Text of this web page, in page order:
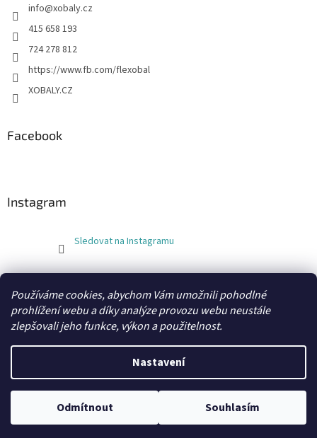
Používáme cookies, abychom Vám umožnili pohodlné
prohlížení webu a díky analýze provozu webu neustále
zlepšovali jeho funkce, výkon a použitelnost.
Nastavení
Odmítnout Souhlasím
info@xobaly.cz
415 658 193
724 278 812
https://www.fb.com/flexobal
XOBALY.CZ
Facebook
Instagram
Sledovat na Instagramu
Copyright 2026xobaly.cz. Všechna práva vyhrazena.
Grafický návrh a kódování vytvořilBEOM.cz.